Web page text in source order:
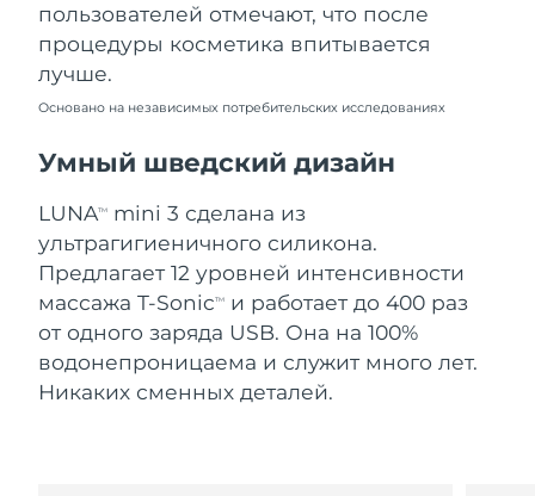
пользователей отмечают, что после
процедуры косметика впитывается
лучше.
Основано на независимых потребительских исследованиях
Умный шведский дизайн
LUNATM
mini 3 сделана из
ультрагигиеничного силикона.
Предлагает 12 уровней интенсивности
массажа T-SonicTM
и работает до 400 раз
от одного заряда USB. Она на 100%
водонепроницаема и служит много лет.
Никаких сменных деталей.
Словения
Ожидаемая дата доставки
09/08/2026
Южно-Африканская
Ожидаемая дата доставки
Испания
Ожидаемая дата доставки
09/08/2026
Швеция
Ожидаемая дата доставки
09/08/2026
Швейцария
Ожидаемая дата доставки